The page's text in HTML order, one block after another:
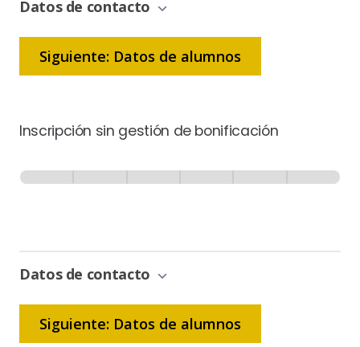
Datos de contacto
Siguiente: Datos de alumnos
Inscripción sin gestión de bonificación
-
Bonificación
Datos de contacto
Siguiente: Datos de alumnos